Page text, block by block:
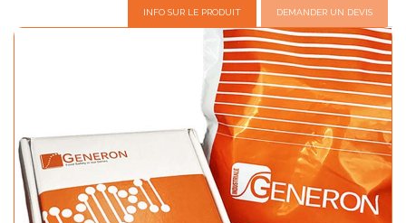
INFO SUR LE PRODUIT DEMANDER UN DEVIS